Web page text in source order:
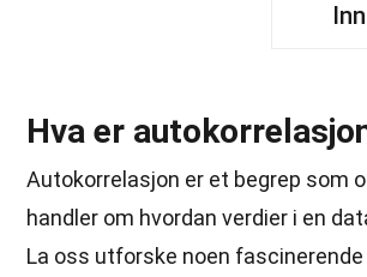
Hva er
Autokorrelasjon er et begrep som
handler om hvordan verdier i en
La oss utforske noen